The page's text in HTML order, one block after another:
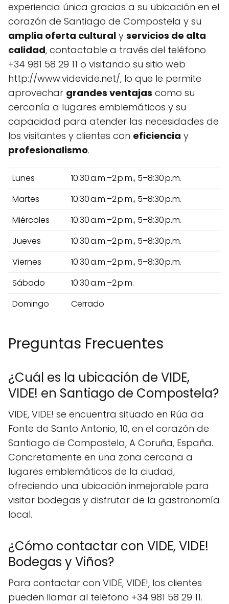
experiencia única gracias a su ubicación en el
corazón de Santiago de Compostela y su
amplia oferta cultural y servicios de alta
calidad, contactable a través del teléfono
+34 981 58 29 11 o visitando su sitio web
http://www.videvide.net/, lo que le permite
aprovechar grandes ventajas como su
cercanía a lugares emblemáticos y su
capacidad para atender las necesidades de
los visitantes y clientes con eficiencia y
profesionalismo.
Lunes
10:30 a.m.–2 p.m., 5–8:30 p.m.
Martes
10:30 a.m.–2 p.m., 5–8:30 p.m.
Miércoles
10:30 a.m.–2 p.m., 5–8:30 p.m.
Jueves
10:30 a.m.–2 p.m., 5–8:30 p.m.
Viernes
10:30 a.m.–2 p.m., 5–8:30 p.m.
Sábado
10:30 a.m.–2 p.m.
Domingo
Cerrado
Preguntas Frecuentes
¿Cuál es la ubicación de VIDE,
VIDE! en Santiago de Compostela?
VIDE, VIDE! se encuentra situado en Rúa da
Fonte de Santo Antonio, 10, en el corazón de
Santiago de Compostela, A Coruña, España.
Concretamente en una zona cercana a
lugares emblemáticos de la ciudad,
ofreciendo una ubicación inmejorable para
visitar bodegas y disfrutar de la gastronomía
local.
¿Cómo contactar con VIDE, VIDE!
Bodegas y Viños?
Para contactar con VIDE, VIDE!, los clientes
pueden llamar al teléfono +34 981 58 29 11.